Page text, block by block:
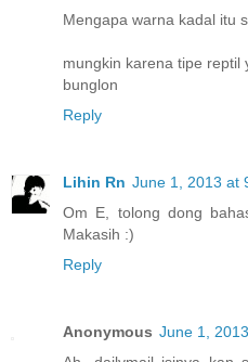
Mengapa warna kadal itu
mungkin karena tipe reptil
bunglon
Reply
Lihin Rn June 1, 2013 at
Om E, tolong dong
Makasih :)
Reply
Anonymous June 1,